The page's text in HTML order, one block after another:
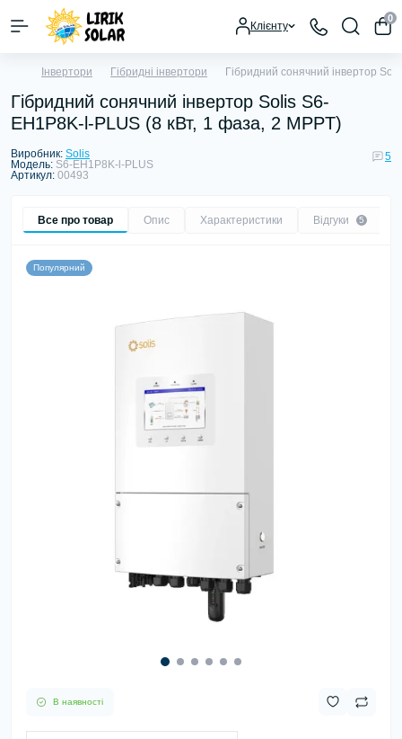
Клієнту
0
Інвертори Гібридні інвертори Гібридний сонячний інвертор
Гібридний сонячний інвертор Solis S6-
EH1P8K-l-PLUS (8 кВт, 1 фаза, 2 MPPT)
Виробник: Solis
Модель: S6-EH1P8K-l-PLUS
Артикул: 00493
5
Все про товар Опис Характеристики Відгуки 5
Популярний
В наявності